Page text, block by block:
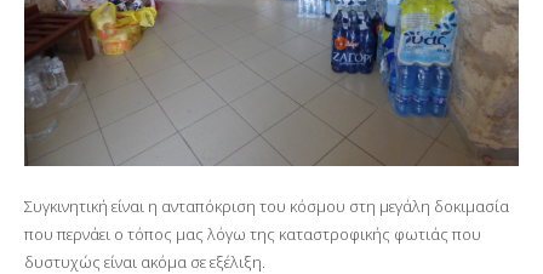
Συγκινητική είναι η ανταπόκριση του κόσμου στη μεγάλη δοκιμασία
που περνάει ο τόπος μας λόγω της καταστροφικής φωτιάς που
δυστυχώς είναι ακόμα σε εξέλιξη.